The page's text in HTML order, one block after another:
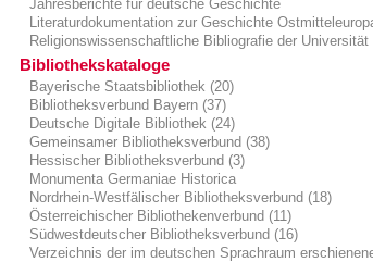
Jahresberichte für deutsche Geschichte
Literaturdokumentation zur Geschichte
Religionswissenschaftliche Bibliografie der Universität
Bibliothekskataloge
Bayerische Staatsbibliothek (20)
Bibliotheksverbund Bayern (37)
Deutsche Digitale Bibliothek (24)
Gemeinsamer Bibliotheksverbund (38)
Hessischer Bibliotheksverbund (3)
Monumenta Germaniae Historica
Nordrhein-Westfälischer Bibliotheksverbund (18)
Österreichischer Bibliothekenverbund (11)
Südwestdeutscher Bibliotheksverbund (16)
Verzeichnis der im deutschen Sprachraum